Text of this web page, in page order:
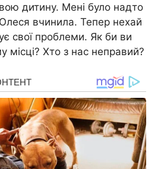
дитину. Мені було надто
вчинила. Тепер нехай
свої проблеми. Як би ви
місці? Хто з нас неправий?